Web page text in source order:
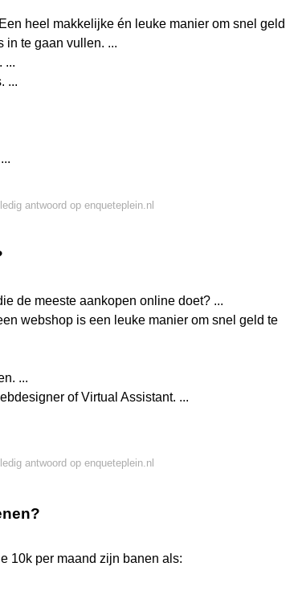
heel makkelijke én leuke manier om snel geld
in te gaan vullen. ...
...
...
antwoord op enqueteplein.nl
de meeste aankopen online doet? ...
webshop is een leuke manier om snel geld te
...
of Virtual Assistant. ...
antwoord op enqueteplein.nl
10k per maand zijn banen als: